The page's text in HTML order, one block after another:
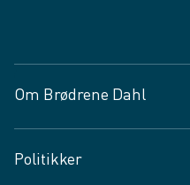
Om Brødrene Dahl
Vagttelefon 30 10 89 89
Politikker